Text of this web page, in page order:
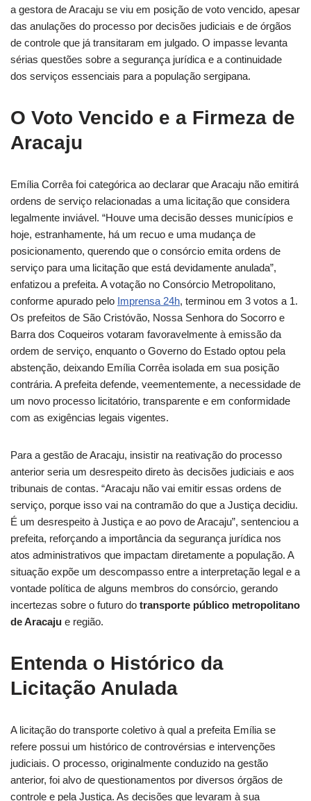
a gestora de Aracaju se viu em posição de voto vencido, apesar
das anulações do processo por decisões judiciais e de órgãos
de controle que já transitaram em julgado. O impasse levanta
sérias questões sobre a segurança jurídica e a continuidade
dos serviços essenciais para a população sergipana.
O Voto Vencido e a Firmeza de
Aracaju
Emília Corrêa foi categórica ao declarar que Aracaju não emitirá
ordens de serviço relacionadas a uma licitação que considera
legalmente inviável. “Houve uma decisão desses municípios e
hoje, estranhamente, há um recuo e uma mudança de
posicionamento, querendo que o consórcio emita ordens de
serviço para uma licitação que está devidamente anulada”,
enfatizou a prefeita. A votação no Consórcio Metropolitano,
conforme apurado pelo Imprensa 24h, terminou em 3 votos a 1.
Os prefeitos de São Cristóvão, Nossa Senhora do Socorro e
Barra dos Coqueiros votaram favoravelmente à emissão da
ordem de serviço, enquanto o Governo do Estado optou pela
abstenção, deixando Emília Corrêa isolada em sua posição
contrária. A prefeita defende, veementemente, a necessidade de
um novo processo licitatório, transparente e em conformidade
com as exigências legais vigentes.
Para a gestão de Aracaju, insistir na reativação do processo
anterior seria um desrespeito direto às decisões judiciais e aos
tribunais de contas. “Aracaju não vai emitir essas ordens de
serviço, porque isso vai na contramão do que a Justiça decidiu.
É um desrespeito à Justiça e ao povo de Aracaju”, sentenciou a
prefeita, reforçando a importância da segurança jurídica nos
atos administrativos que impactam diretamente a população. A
situação expõe um descompasso entre a interpretação legal e a
vontade política de alguns membros do consórcio, gerando
incertezas sobre o futuro do transporte público metropolitano
de Aracaju e região.
Entenda o Histórico da
Licitação Anulada
A licitação do transporte coletivo à qual a prefeita Emília se
refere possui um histórico de controvérsias e intervenções
judiciais. O processo, originalmente conduzido na gestão
anterior, foi alvo de questionamentos por diversos órgãos de
controle e pela Justiça. As decisões que levaram à sua